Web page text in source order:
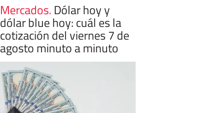
Mercados. Dólar hoy y
dólar blue hoy: cuál es la
cotización del viernes 7 de
agosto minuto a minuto